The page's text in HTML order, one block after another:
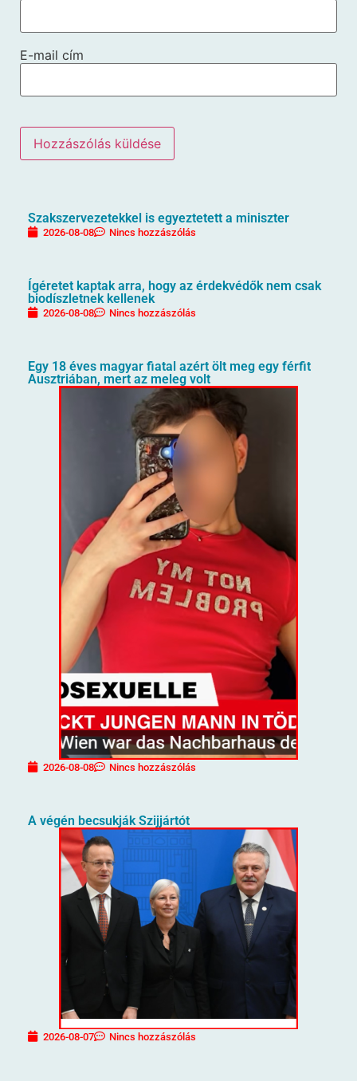
E-mail cím
Szakszervezetekkel is egyeztetett a miniszter
2026-08-08 Nincs hozzászólás
Ígéretet kaptak arra, hogy az érdekvédők nem csak
biodíszletnek kellenek
2026-08-08 Nincs hozzászólás
Egy 18 éves magyar fiatal azért ölt meg egy férfit
Ausztriában, mert az meleg volt
2026-08-08 Nincs hozzászólás
A végén becsukják Szijjártót
2026-08-07 Nincs hozzászólás